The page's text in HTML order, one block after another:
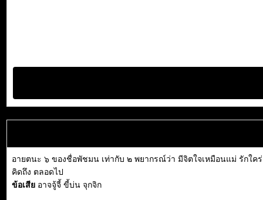
อายตนะ ๖ ของชื่อพัชมน เท่ากับ ๒ พยากรณ์ว่า มีจิตใจเหมือนแม่ รักใ
คิดถึง ตลอดไป
ข้อเสีย อาจจู้จี้ ขี้บ่น จุกจิก